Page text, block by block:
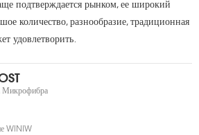
подтверждается рынком, ее широкий
количество, разнообразие, традиционная
удовлетворить.
Микрофибра
WINIW